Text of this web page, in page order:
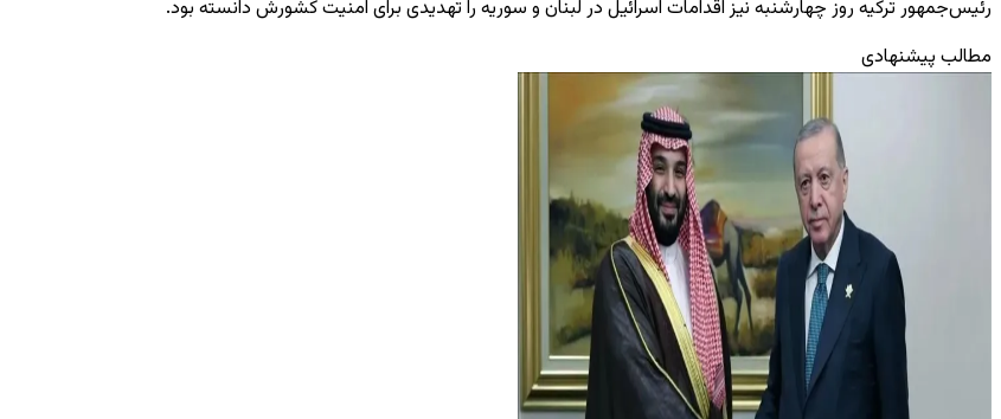
رئیس‌جمهور ترکیه روز چهارشنبه نیز اقدامات اسرائیل در لبنان و سوریه را تهدیدی برای امنیت کشورش دانسته بود.
مطالب پیشنهادی